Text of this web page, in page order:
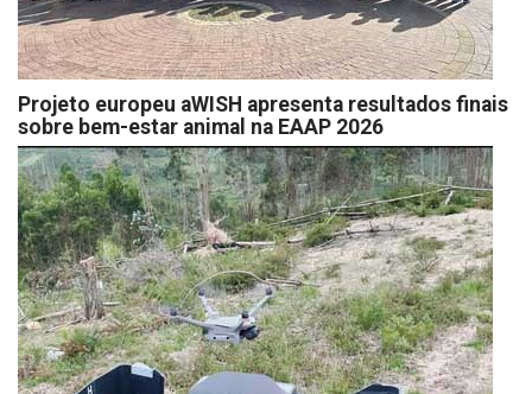
Projeto europeu aWISH apresenta resultados finais
sobre bem-estar animal na EAAP 2026